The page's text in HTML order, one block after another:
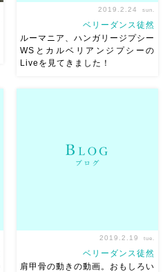
リズム感すごい！そしてテンシ
ョン上がります！ そして演奏
2019.2.24 sun.
ベリーダンス徒然
ルーマニア、ハンガリージプシー
WSとカルベリアンジプシーの
Liveを見てきました！
2019.2.19 tue.
ベリーダンス徒然
肩甲骨の動きの動画。おもしろい